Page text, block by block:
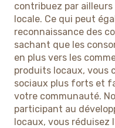
contribuez par ailleurs
locale. Ce qui peut
reconnaissance des
sachant que les
en plus vers les
produits locaux, vous
sociaux plus forts et
votre communauté.
participant au
locaux, vous réduisez